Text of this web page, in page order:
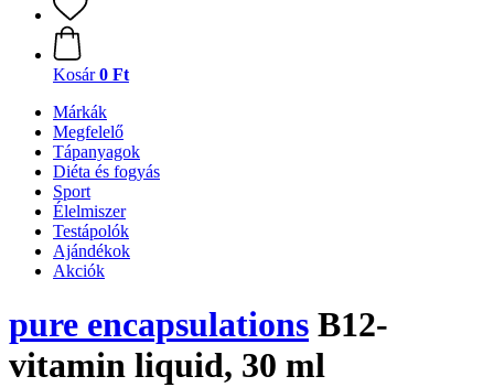
Kosár 0 Ft
Márkák
Megfelelő
Tápanyagok
Diéta és fogyás
Sport
Élelmiszer
Testápolók
Ajándékok
Akciók
pure encapsulations B12-
vitamin liquid, 30 ml